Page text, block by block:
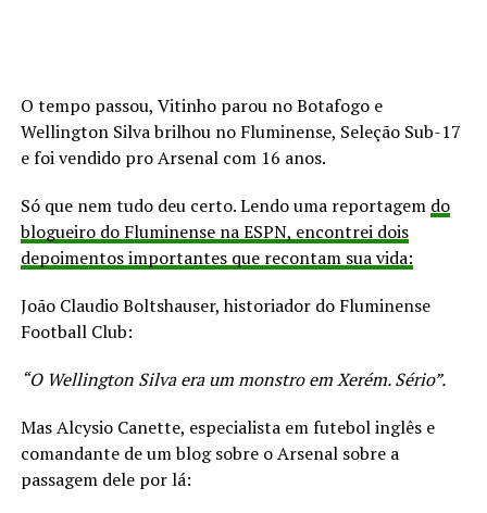
O tempo passou, Vitinho parou no Botafogo e
Wellington Silva brilhou no Fluminense, Seleção Sub-17
e foi vendido pro Arsenal com 16 anos.
Só que nem tudo deu certo. Lendo uma reportagem do
blogueiro do Fluminense na ESPN, encontrei dois
depoimentos importantes que recontam sua vida:
João Claudio Boltshauser, historiador do Fluminense
Football Club:
“O Wellington Silva era um monstro em Xerém. Sério”.
Mas Alcysio Canette, especialista em futebol inglês e
comandante de um blog sobre o Arsenal sobre a
passagem dele por lá: